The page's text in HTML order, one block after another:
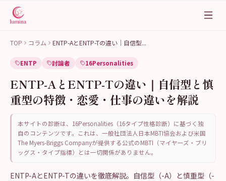
TOP コラム ENTP-AとENTP-Tの違い｜自信型...
ENTP 討論者 16Personalities
ENTP-AとENTP-Tの違い｜自信型と慎
重型の特徴・恋愛・仕事の違いを解説
本サイトの診断は、16Personalities（16タイプ性格診断）に基づく独
自のコンテンツです。これは、一般社団法人日本MBTI協会および米国
The Myers-Briggs Companyが提供する公式のMBTI（マイヤーズ・ブリ
ッグス・タイプ指標）とは一切関係がありません。
ENTP-AとENTP-Tの違いを徹底解説。自信型（-A）と慎重型（-